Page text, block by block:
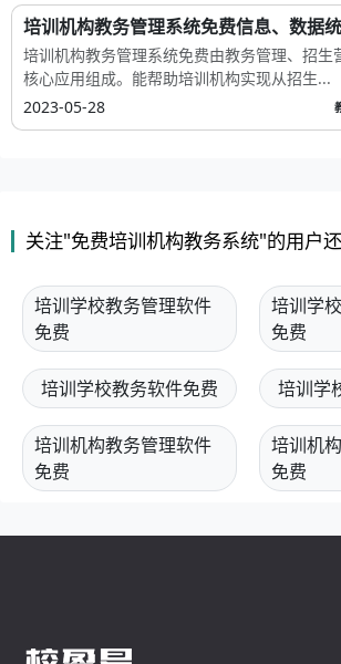
培训机构教务管理系统免费信息、数据
培训机构教务管理系统免费由教务管理、招生
核心应用组成。能帮助培训机构实现从招生...
2023-05-28
关注"免费培训机构教务系统"的用户
培训学校教务管理软件
免费
培训学
免费
培训学校教务软件免费 培训学
培训机构教务管理软件
免费
培训机
免费